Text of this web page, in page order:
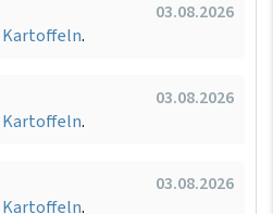
03.08.2026
Kartoffeln.
03.08.2026
Kartoffeln.
03.08.2026
Kartoffeln.